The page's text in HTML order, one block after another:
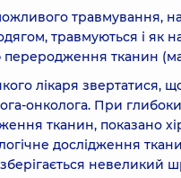
травмування,
травмуються і як
тканин
лікаря
онколога. При
тканин, показано
дослідження
невеликий